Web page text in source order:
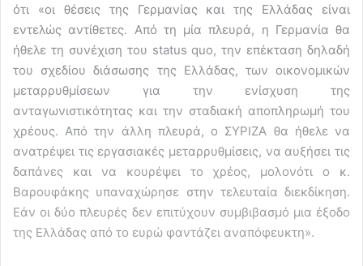
ότι «οι θέσεις της Γερμανίας και της Ελλάδας είναι
εντελώς αντίθετες. Από τη μία πλευρά, η Γερμανία θα
ήθελε τη συνέχιση του status quo, την επέκταση δηλαδή
του σχεδίου διάσωσης της Ελλάδας, των οικονομικών
μεταρρυθμίσεων για την ενίσχυση της
ανταγωνιστικότητας και την σταδιακή αποπληρωμή του
χρέους. Από την άλλη πλευρά, ο ΣΥΡΙΖΑ θα ήθελε να
ανατρέψει τις εργασιακές μεταρρυθμίσεις, να αυξήσει τις
δαπάνες και να κουρέψει το χρέος, μολονότι ο κ.
Βαρουφάκης υπαναχώρησε στην τελευταία διεκδίκηση.
Εάν οι δύο πλευρές δεν επιτύχουν συμβιβασμό μια έξοδο
της Ελλάδας από το ευρώ φαντάζει αναπόφευκτη».